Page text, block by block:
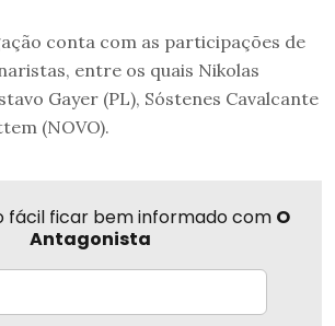
conta com as participações de
entre os quais Nikolas
Gayer (PL), Sóstenes Cavalcante
(NOVO).
fácil ficar bem informado com O
Antagonista